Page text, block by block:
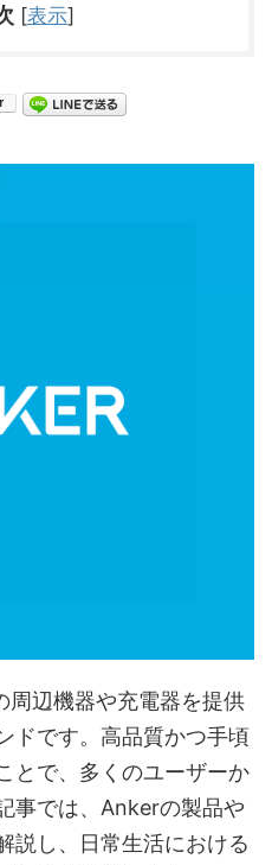
[表示]
辺機器や充電器を提供
ドです。高品質かつ手頃
とで、多くのユーザーか
事では、Ankerの製品や
説し、日常生活における